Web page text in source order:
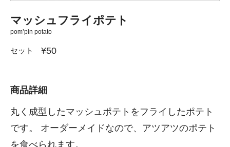
マッシュフライポテト
pom’pin potato
セット ¥50
商品詳細
丸く成型したマッシュポテトをフライしたポテト
です。 オーダーメイドなので、アツアツのポテト
を食べられます。